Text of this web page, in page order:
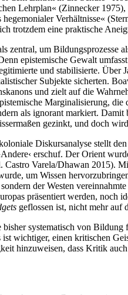
Lehrplan« (Zinnecker
Verhältnisse«
trotzdem eine praktische
zentral, um Bildungsprozesse
epistemische Gewalt
und stabilisierte.
Subjekte sicherten.
und zielt auf die
Marginalisierung,
als ignorant markiert.
gezinkt, und doch
Diskursanalyse stellt
erschuf. Der Orient
Varela/Dhawan 2015).
um Wissen
der Westen
präsentiert werden, noch
geflossen ist, nicht mehr auf
systematisch von
wichtiger, einen kritischen
hinzuweisen, dass Kritik